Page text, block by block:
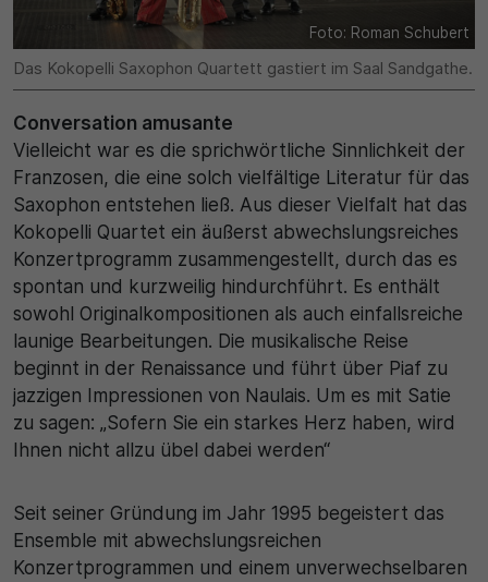
Foto: Roman Schubert
Das Kokopelli Saxophon Quartett gastiert im Saal Sandgathe.
Conversation amusante
Vielleicht war es die sprichwörtliche Sinnlichkeit der
Franzosen, die eine solch vielfältige Literatur für das
Saxophon entstehen ließ. Aus dieser Vielfalt hat das
Kokopelli Quartet ein äußerst abwechslungsreiches
Konzertprogramm zusammengestellt, durch das es
spontan und kurzweilig hindurchführt. Es enthält
sowohl Originalkompositionen als auch einfallsreiche
launige Bearbeitungen. Die musikalische Reise
beginnt in der Renaissance und führt über Piaf zu
jazzigen Impressionen von Naulais. Um es mit Satie
zu sagen: „Sofern Sie ein starkes Herz haben, wird
Ihnen nicht allzu übel dabei werden“
Seit seiner Gründung im Jahr 1995 begeistert das
Ensemble mit abwechslungsreichen
Konzertprogrammen und einem unverwechselbaren
Zweck
vorübergehende Daten des Besuchs zu speichern.